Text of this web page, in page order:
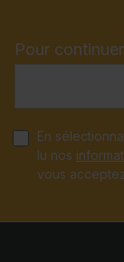
Pour
En
lu nos
vous